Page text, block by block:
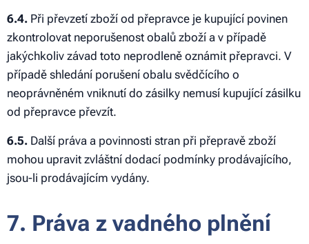
6.4. Při převzetí zboží od přepravce je kupující povinen
zkontrolovat neporušenost obalů zboží a v případě
jakýchkoliv závad toto neprodleně oznámit přepravci. V
případě shledání porušení obalu svědčícího o
neoprávněném vniknutí do zásilky nemusí kupující zásilku
od přepravce převzít.
6.5. Další práva a povinnosti stran při přepravě zboží
mohou upravit zvláštní dodací podmínky prodávajícího,
jsou-li prodávajícím vydány.
7. Práva z vadného plnění